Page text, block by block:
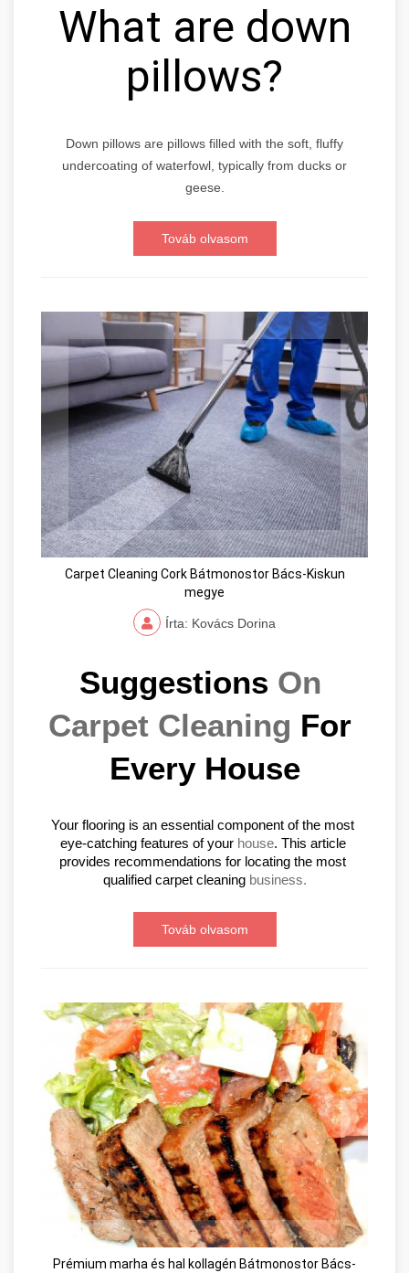
What are down
pillows?
Down pillows are pillows filled with the soft, fluffy
undercoating of waterfowl, typically from ducks or
geese.
Továb olvasom
Carpet Cleaning Cork Bátmonostor Bács-Kiskun
megye
Írta: Kovács Dorina
Suggestions On
Carpet Cleaning For
Every House
Your flooring is an essential component of the most
eye-catching features of your house. This article
provides recommendations for locating the most
qualified carpet cleaning business.
Továb olvasom
Prémium marha és hal kollagén Bátmonostor Bács-